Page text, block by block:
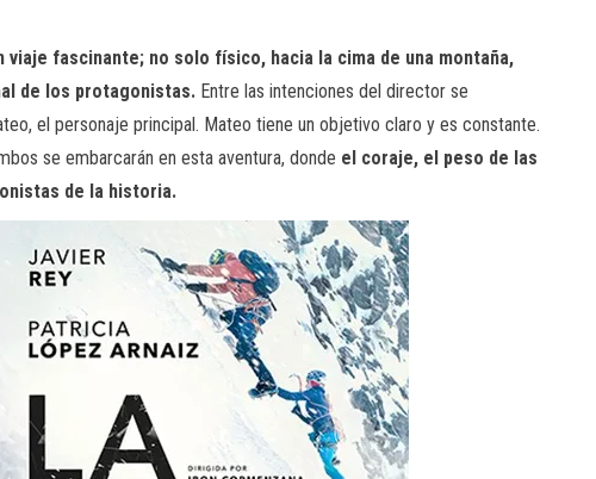
viaje fascinante; no solo físico, hacia la cima de una montaña,
de los protagonistas. Entre las intenciones del director se
el personaje principal. Mateo tiene un objetivo claro y es constante.
se embarcarán en esta aventura, donde el coraje, el peso de las
de la historia.